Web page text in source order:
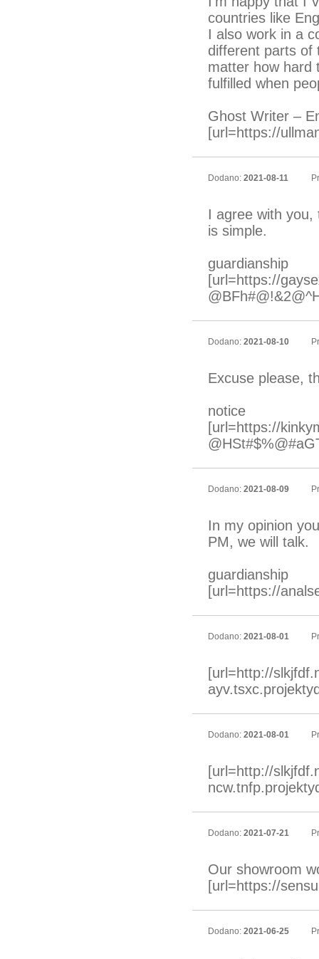
countries like
I also work in a
different parts of
matter how hard
fulfilled when
Ghost Writer –
[url=https://
Dodano: 2021-08-11
I agree with you,
is simple.
guardianship
[url=https://
Dodano: 2021-08-10
Excuse please,
notice
[url=https://
Dodano: 2021-08-09
In my opinion
PM, we will talk.
guardianship
[url=https://
Dodano: 2021-08-01
[url=http://
Dodano: 2021-08-01
[url=http://
Dodano: 2021-07-21
Our showroom
[url=https://
Dodano: 2021-06-25